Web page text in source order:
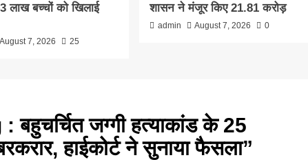
लाख बच्चों को खिलाई
August 7, 2026 25
शासन ने मंजूर किए 21.81 करोड़
admin August 7, 2026 0
जग्गी हत्याकांड के 25
हाईकोर्ट ने सुनाया फैसला”